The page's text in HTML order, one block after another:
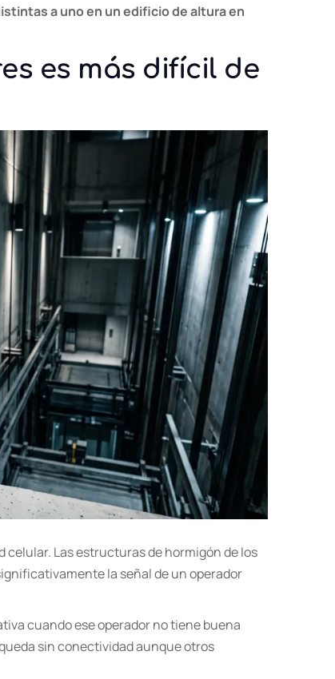
a uno en un edificio de altura en
es más difícil de
Las estructuras de hormigón de los
la señal de un operador
cuando ese operador no tiene buena
sin conectividad aunque otros